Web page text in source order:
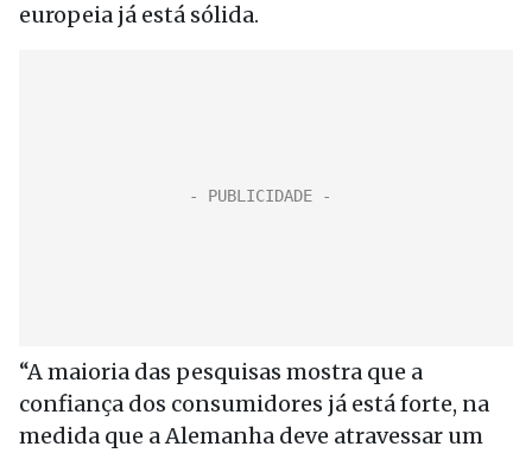
europeia já está sólida.
“A maioria das pesquisas mostra que a
confiança dos consumidores já está forte, na
medida que a Alemanha deve atravessar um